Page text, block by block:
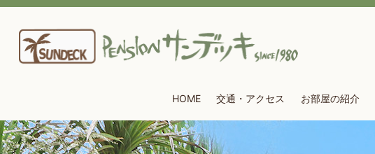
HOME 交通・アクセス お部屋の紹介